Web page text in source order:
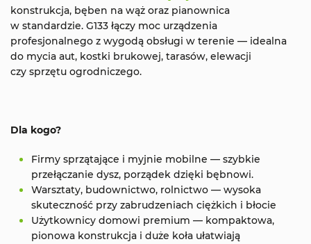
konstrukcja, bęben na wąż oraz pianownica
w standardzie. G133 łączy moc urządzenia
profesjonalnego z wygodą obsługi w terenie — idealna
do mycia aut, kostki brukowej, tarasów, elewacji
czy sprzętu ogrodniczego.
Dla kogo?
Firmy sprzątające i myjnie mobilne — szybkie
przełączanie dysz, porządek dzięki bębnowi.
Warsztaty, budownictwo, rolnictwo — wysoka
skuteczność przy zabrudzeniach ciężkich i błocie
Użytkownicy domowi premium — kompaktowa,
pionowa konstrukcja i duże koła ułatwiają